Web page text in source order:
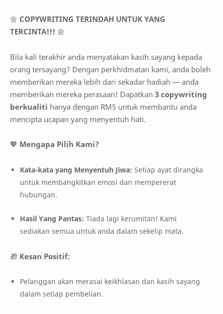
🌼 COPYWRITING TERINDAH UNTUK YANG
TERCINTA!!! 🌼
Bila kali terakhir anda menyatakan kasih sayang kepada
orang tersayang? Dengan perkhidmatan kami, anda boleh
memberikan mereka lebih dari sekadar hadiah — anda
memberikan mereka perasaan! Dapatkan 3 copywriting
berkualiti hanya dengan RM5 untuk membantu anda
mencipta ucapan yang menyentuh hati.
💖 Mengapa Pilih Kami?
Kata-kata yang Menyentuh Jiwa: Setiap ayat dirangka
untuk membangkitkan emosi dan mempererat
hubungan.
Hasil Yang Pantas: Tiada lagi kerumitan! Kami
sediakan semua untuk anda dalam sekelip mata.
🎁 Kesan Positif:
Pelanggan akan merasai keikhlasan dan kasih sayang
dalam setiap pembelian.